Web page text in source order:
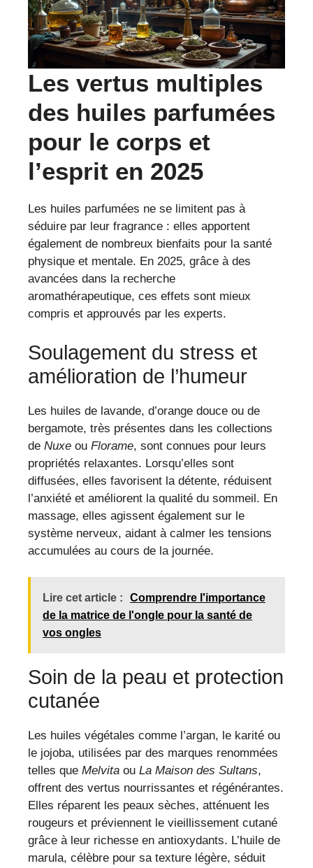
Les vertus multiples
des huiles parfumées
pour le corps et
l’esprit en 2025
Les huiles parfumées ne se limitent pas à
séduire par leur fragrance : elles apportent
également de nombreux bienfaits pour la santé
physique et mentale. En 2025, grâce à des
avancées dans la recherche
aromathérapeutique, ces effets sont mieux
compris et approuvés par les experts.
Soulagement du stress et
amélioration de l’humeur
Les huiles de lavande, d’orange douce ou de
bergamote, très présentes dans les collections
de Nuxe ou Florame, sont connues pour leurs
propriétés relaxantes. Lorsqu’elles sont
diffusées, elles favorisent la détente, réduisent
l’anxiété et améliorent la qualité du sommeil. En
massage, elles agissent également sur le
système nerveux, aidant à calmer les tensions
accumulées au cours de la journée.
Lire cet article :
Comprendre l'importance
de la matrice de l'ongle pour la santé de
vos ongles
Soin de la peau et protection
cutanée
Les huiles végétales comme l’argan, le karité ou
le jojoba, utilisées par des marques renommées
telles que Melvita ou La Maison des Sultans,
offrent des vertus nourrissantes et régénérantes.
Elles réparent les peaux sèches, atténuent les
rougeurs et préviennent le vieillissement cutané
grâce à leur richesse en antioxydants. L’huile de
marula, célèbre pour sa texture légère, séduit